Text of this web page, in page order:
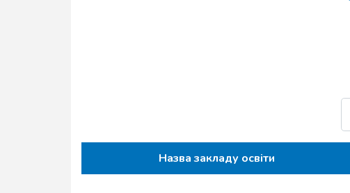
Назва закладу освіти